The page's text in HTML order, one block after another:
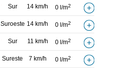
Sur 14 km/h 0 l/m2
Suroeste 14 km/h 0 l/m2
Sur 11 km/h 0 l/m2
Sureste 7 km/h 0 l/m2